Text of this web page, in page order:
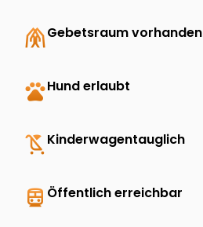
folded_handsGebetsraum vorhanden
petsHund erlaubt
child_friendlyKinderwagentauglich
directions_transit Öffentlich erreichbar